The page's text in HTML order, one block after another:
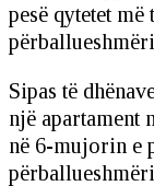
pesë qytetet
Sipas të
një apartament
në 6-mujorin e